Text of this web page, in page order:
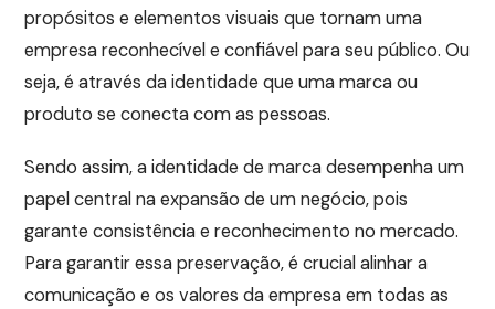
propósitos e elementos visuais que tornam uma
empresa reconhecível e confiável para seu público. Ou
seja, é através da identidade que uma marca ou
produto se conecta com as pessoas.
Sendo assim, a identidade de marca desempenha um
papel central na expansão de um negócio, pois
garante consistência e reconhecimento no mercado.
Para garantir essa preservação, é crucial alinhar a
comunicação e os valores da empresa em todas as